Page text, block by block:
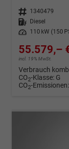
Fahrzeugnr. 1340479
Kraftstoff
Diesel
Leistung
110 kW (150
55.579,–
incl. 19% MwSt.
Verbrauch
CO2-Klasse: G
CO2-Emissionen: